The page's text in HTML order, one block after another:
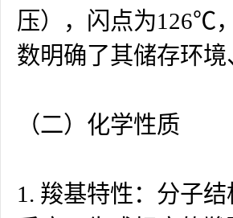
压），闪点为126℃
数明确了其储存环
（二）化学性质
1. 羧基特性：分子